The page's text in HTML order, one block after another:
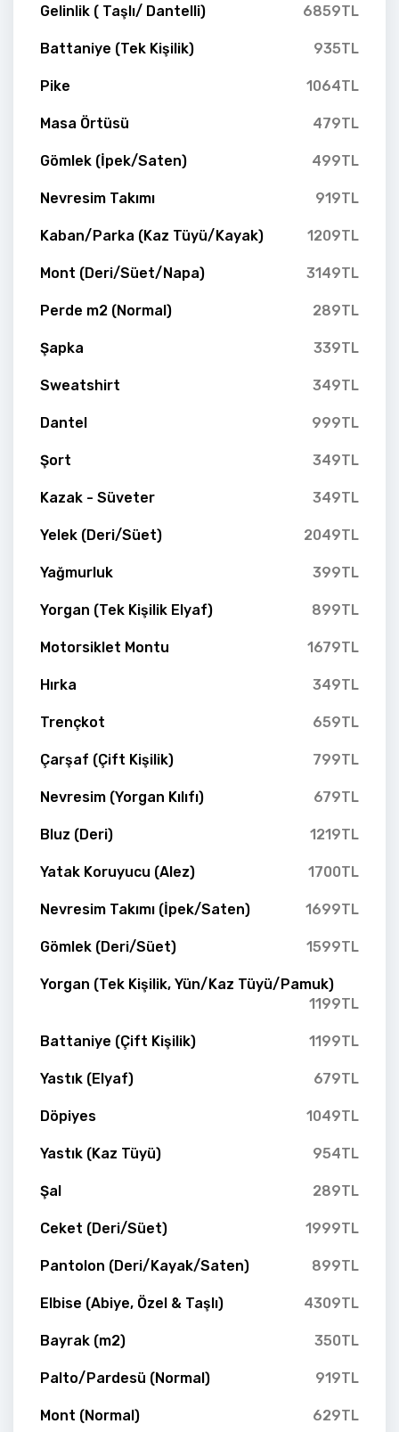
Gelinlik ( Taşlı/ Dantelli) 6859TL
Battaniye (Tek Kişilik) 935TL
Pike 1064TL
Masa Örtüsü 479TL
Gömlek (İpek/Saten) 499TL
Nevresim Takımı 919TL
Kaban/Parka (Kaz Tüyü/Kayak) 1209TL
Mont (Deri/Süet/Napa) 3149TL
Perde m2 (Normal) 289TL
Şapka 339TL
Sweatshirt 349TL
Dantel 999TL
Şort 349TL
Kazak - Süveter 349TL
Yelek (Deri/Süet) 2049TL
Yağmurluk 399TL
Yorgan (Tek Kişilik Elyaf) 899TL
Motorsiklet Montu 1679TL
Hırka 349TL
Trençkot 659TL
Çarşaf (Çift Kişilik) 799TL
Nevresim (Yorgan Kılıfı) 679TL
Bluz (Deri) 1219TL
Yatak Koruyucu (Alez) 1700TL
Nevresim Takımı (İpek/Saten) 1699TL
Gömlek (Deri/Süet) 1599TL
Yorgan (Tek Kişilik, Yün/Kaz Tüyü/Pamuk)
1199TL
Battaniye (Çift Kişilik) 1199TL
Yastık (Elyaf) 679TL
Döpiyes 1049TL
Yastık (Kaz Tüyü) 954TL
Şal 289TL
Ceket (Deri/Süet) 1999TL
Pantolon (Deri/Kayak/Saten) 899TL
Elbise (Abiye, Özel & Taşlı) 4309TL
Bayrak (m2) 350TL
Palto/Pardesü (Normal) 919TL
Mont (Normal) 629TL